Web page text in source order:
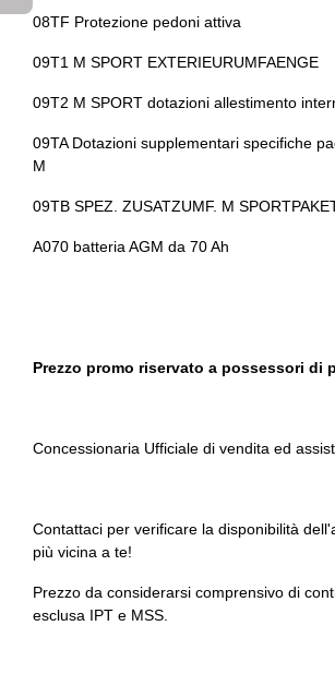
Regolazione manuale del piantone sterzo in
Sedili anteriori elettrici
Sedili sportivi
Sensori di collisione attivi
Sicurezza
08TF Protezione pedoni attiva
09T1 M SPORT EXTERIEURUMFAENGE
09T2 M SPORT dotazioni allestimento
09TA Dotazioni supplementari specifiche
M
09TB SPEZ. ZUSATZUMF. M
A070 batteria AGM da 70 Ah
Prezzo promo riservato a possessori di
Concessionaria Ufficiale di vendita ed
Contattaci per verificare la disponibilità
più vicina a te!
Prezzo da considerarsi comprensivo di
esclusa IPT e MSS.